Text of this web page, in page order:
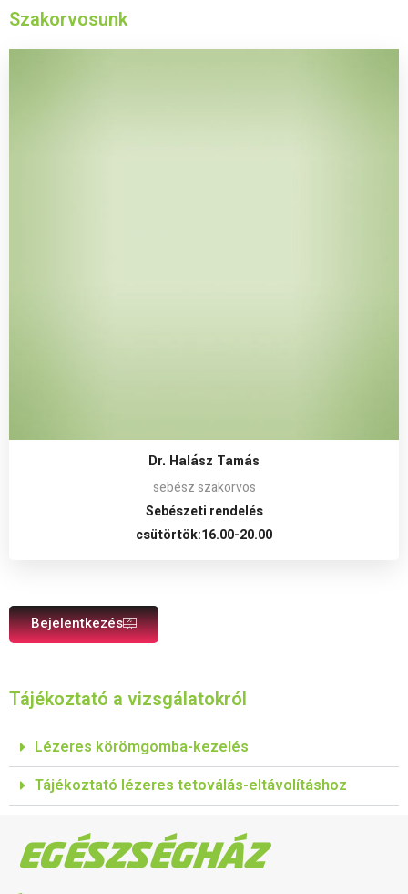
Szakorvosunk
Dr. Halász Tamás
sebész szakorvos
Sebészeti rendelés
csütörtök:16.00-20.00
Bejelentkezés
Tájékoztató a vizsgálatokról
Lézeres körömgomba-kezelés
Tájékoztató lézeres tetoválás-eltávolításhoz